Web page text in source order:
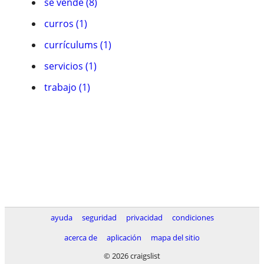
curros (1)
currículums (1)
servicios (1)
trabajo (1)
ayuda seguridad privacidad
condiciones
acerca de
aplicación
mapa del sitio
© 2026 craigslist